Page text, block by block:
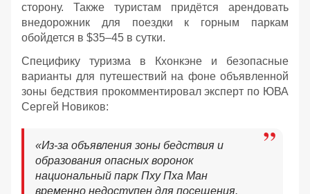
сторону. Также туристам придётся арендовать
внедорожник для поездки к горным паркам
обойдется в $35–45 в сутки.
Специфику туризма в Кхонкэне и безопасные
варианты для путешествий на фоне объявленной
зоны бедствия прокомментировал эксперт по ЮВА
Сергей Новиков:
«Из-за объявления зоны бедствия и
образования опасных воронок
национальный парк Пху Пха Ман
временно недоступен для посещения.